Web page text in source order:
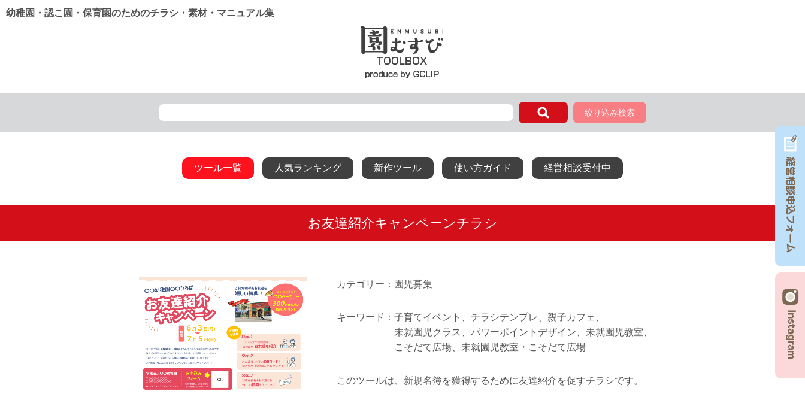
幼稚園・認こ園・保育園のためのチラシ・素材・マニュアル集
絞り込み検索
ツール一覧 人気ランキング 新作ツール 使い方ガイド 経営相談受付中
お友達紹介キャンペーンチラシ
カテゴリー 園児募集
キーワード 子育てイベント チラシテンプレ
親子カフェ
未就園児クラス
パワーポイントデザイン
未就園児教室
こそだて広場
未就園児教室・こそだて広場
このツールは、新規名簿を獲得するために友達紹介を促すチラシです。